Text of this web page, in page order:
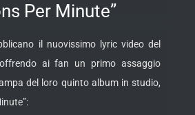
Per Minute”
il nuovissimo lyric video del
offrendo ai fan un primo assaggio
del loro quinto album in studio,